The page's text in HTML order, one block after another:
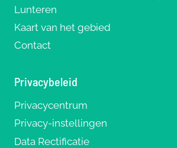
Lunteren
Kaart van het gebied
Contact
Privacybeleid
Privacycentrum
Privacy-instellingen
Data Rectificatie